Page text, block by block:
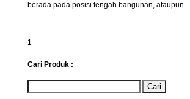
berada pada posisi tengah bangunan, ataupun...
1
Cari Produk :